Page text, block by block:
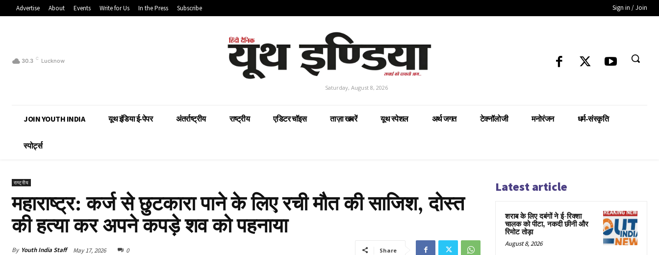
Advertise About Events Write for Us In the Press Subscribe Sign in / Join
30.3 C Lucknow
Saturday, August 8, 2026
JOIN YOUTH INDIA यूथ इंडिया ई-पेपर अंतर्राष्ट्रीय राष्ट्रीय एडिटर चॉइस ताज़ा खबरें यूथ स्पेशल अर्थ जगत टेक्नॉलोजी मनोरंजन धर्म-संस्कृति
स्पोर्ट्स
राष्ट्रीय
महाराष्ट्र: कर्ज से छुटकारा पाने के लिए रची मौत की साजिश, दोस्त
की हत्या कर अपने कपड़े शव को पहनाया
By Youth India Staff May 17, 2026 0 Share
Latest article
शराब के लिए दबंगों ने ई-रिक्शा
चालक को पीटा, नकदी छीनी और
रिमोट तोड़ा
August 8, 2026